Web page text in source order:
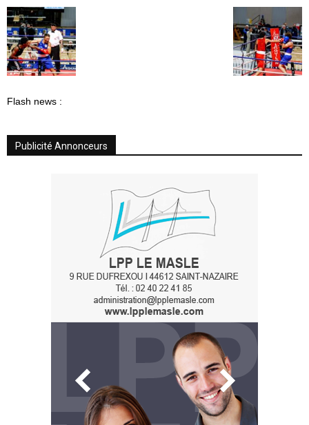
Flash news :
Publicité Annonceurs